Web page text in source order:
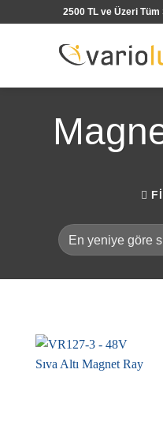
2500 TL ve Üzeri